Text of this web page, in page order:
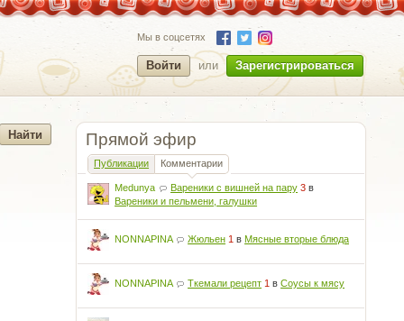
Мы в соцсетях
Войти или Зарегистрироваться
Прямой эфир
Публикации Комментарии
Medunya Вареники с вишней на пару 3 в
Вареники и пельмени, галушки
NONNAPINA Жюльен 1 вМясные вторые блюда
NONNAPINA Ткемали рецепт 1 вСоусы к мясу